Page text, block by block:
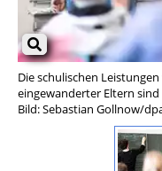
Die schulischen
eingewanderter Eltern
Bild: Sebastian Gollnow/